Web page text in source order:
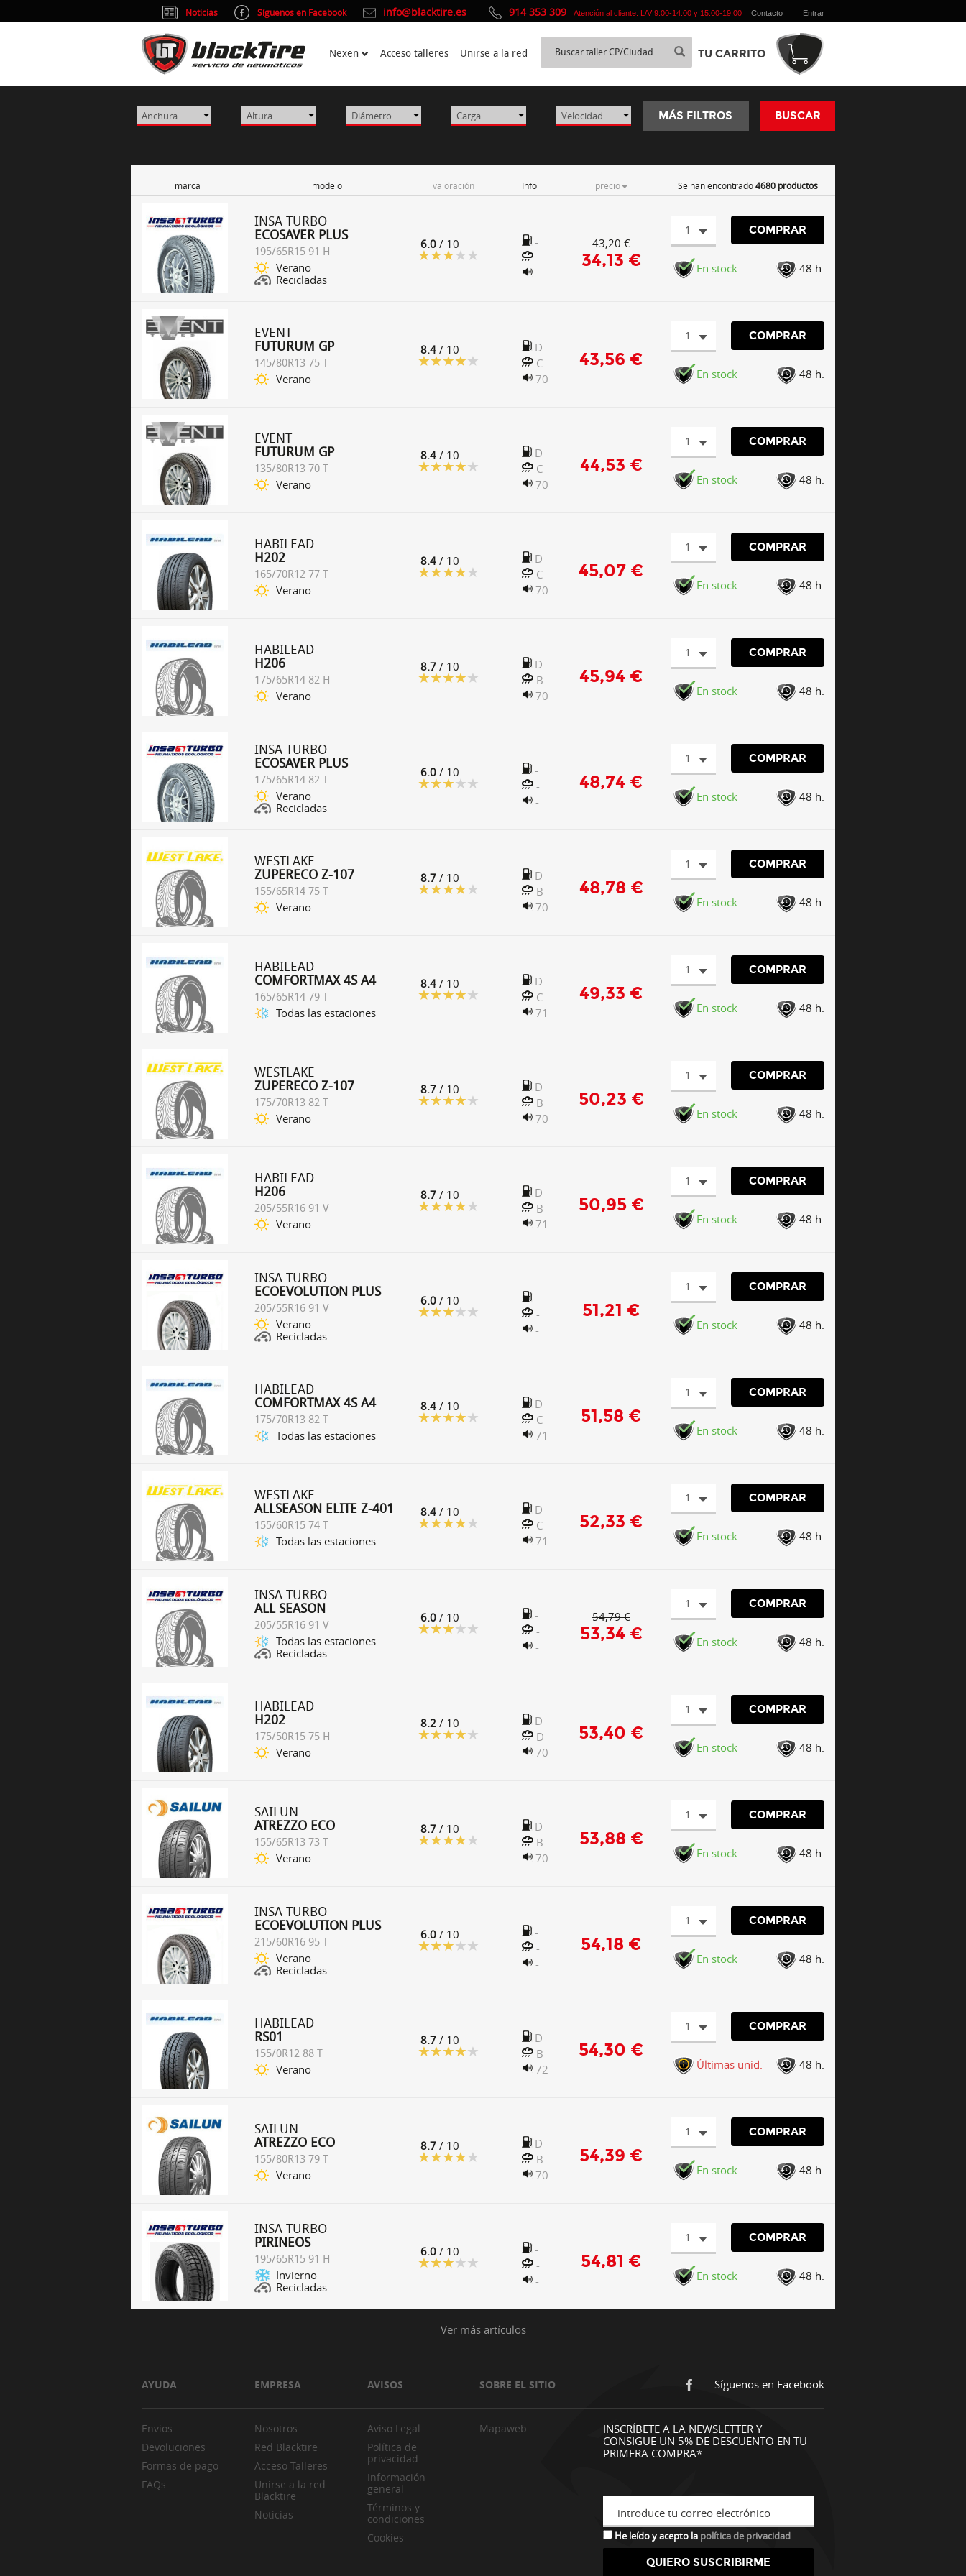
MÁS FILTROS BUSCAR
marca modelo valoración Info precio Se han encontrado4680 productos
INSA TURBO
ECOSAVER PLUS
195/65R15 91 H
Verano
Recicladas
6.0 / 10
-
-
-
43,20 €
34,13 €
1 COMPRAR
En stock 48 h.
EVENT
FUTURUM GP
145/80R13 75 T
Verano
8.4 / 10
D
C
70
43,56 €
1 COMPRAR
En stock 48 h.
EVENT
FUTURUM GP
135/80R13 70 T
Verano
8.4 / 10
D
C
70
44,53 €
1 COMPRAR
En stock 48 h.
HABILEAD
H202
165/70R12 77 T
Verano
8.4 / 10
D
C
70
45,07 €
1 COMPRAR
En stock 48 h.
HABILEAD
H206
175/65R14 82 H
Verano
8.7 / 10
D
B
70
45,94 €
1 COMPRAR
En stock 48 h.
INSA TURBO
ECOSAVER PLUS
175/65R14 82 T
Verano
Recicladas
6.0 / 10
-
-
-
48,74 €
1 COMPRAR
En stock 48 h.
WESTLAKE
ZUPERECO Z-107
155/65R14 75 T
Verano
8.7 / 10
D
B
70
48,78 €
1 COMPRAR
En stock 48 h.
HABILEAD
COMFORTMAX 4S A4
165/65R14 79 T
Todas las estaciones
8.4 / 10
D
C
71
49,33 €
1 COMPRAR
En stock 48 h.
WESTLAKE
ZUPERECO Z-107
175/70R13 82 T
Verano
8.7 / 10
D
B
70
50,23 €
1 COMPRAR
En stock 48 h.
HABILEAD
H206
205/55R16 91 V
Verano
8.7 / 10
D
B
71
50,95 €
1 COMPRAR
En stock 48 h.
INSA TURBO
ECOEVOLUTION PLUS
205/55R16 91 V
Verano
Recicladas
6.0 / 10
-
-
-
51,21 €
1 COMPRAR
En stock 48 h.
HABILEAD
COMFORTMAX 4S A4
175/70R13 82 T
Todas las estaciones
8.4 / 10
D
C
71
51,58 €
1 COMPRAR
En stock 48 h.
WESTLAKE
ALLSEASON ELITE Z-401
155/60R15 74 T
Todas las estaciones
8.4 / 10
D
C
71
52,33 €
1 COMPRAR
En stock 48 h.
INSA TURBO
ALL SEASON
205/55R16 91 V
Todas las estaciones
Recicladas
6.0 / 10
-
-
-
54,79 €
53,34 €
1 COMPRAR
En stock 48 h.
HABILEAD
H202
175/50R15 75 H
Verano
8.2 / 10
D
D
70
53,40 €
1 COMPRAR
En stock 48 h.
SAILUN
ATREZZO ECO
155/65R13 73 T
Verano
8.7 / 10
D
B
70
53,88 €
1 COMPRAR
En stock 48 h.
INSA TURBO
ECOEVOLUTION PLUS
215/60R16 95 T
Verano
Recicladas
6.0 / 10
-
-
-
54,18 €
1 COMPRAR
En stock 48 h.
HABILEAD
RS01
155/0R12 88 T
Verano
8.7 / 10
D
B
72
54,30 €
1 COMPRAR
Últimas unid. 48 h.
SAILUN
ATREZZO ECO
155/80R13 79 T
Verano
8.7 / 10
D
B
70
54,39 €
1 COMPRAR
En stock 48 h.
INSA TURBO
PIRINEOS
195/65R15 91 H
Invierno
Recicladas
6.0 / 10
-
-
-
54,81 €
1 COMPRAR
En stock 48 h.
Ver más artículos
AYUDA EMPRESA AVISOS SOBRE EL SITIO Síguenos en Facebook
Envios
Devoluciones
Formas de pago
FAQs
Nosotros
Red Blacktire
Acceso Talleres
Unirse a la red
Blacktire
Noticias
Aviso Legal
Política de
privacidad
Información
general
Términos y
condiciones
Cookies
Mapaweb
INSCRÍBETE A LA NEWSLETTER Y
CONSIGUE UN 5% DE DESCUENTO EN TU
PRIMERA COMPRA*
introduce tu correo electrónico
He leído y acepto la política de privacidad
Noticias Síguenos en Facebook info@blacktire.es 914 353 309 Atención al cliente: L/V 9:00-14:00 y 15:00-19:00 Contacto Entrar
Nexen Acceso talleres Unirse a la red TU CARRITO